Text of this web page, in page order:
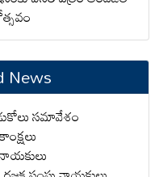
News
సమావేశం